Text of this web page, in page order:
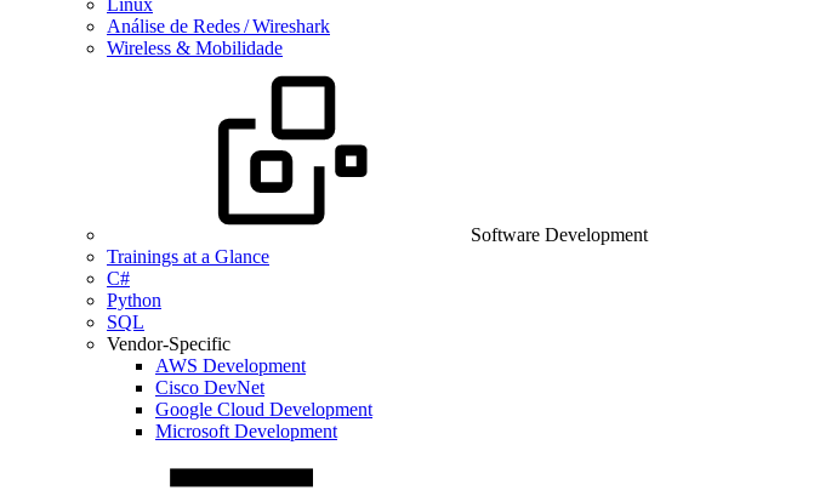
Linux
Análise de Redes / Wireshark
Wireless & Mobilidade
Software Development
Trainings at a Glance
C#
Python
SQL
Vendor-Specific
AWS Development
Cisco DevNet
Google Cloud Development
Microsoft Development